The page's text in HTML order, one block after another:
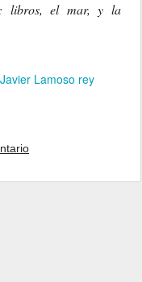
libros, el mar, y la
Javier Lamoso rey